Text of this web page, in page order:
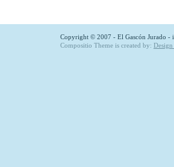
Copyright © 2007 - El Gascón Jurado -
Compositio Theme is created by: Design